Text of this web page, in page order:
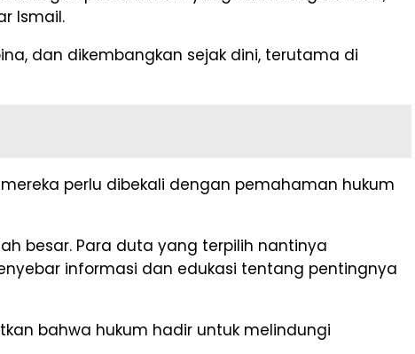
Ismail.
dan dikembangkan sejak dini, terutama di
perlu dibekali dengan pemahaman hukum
besar. Para duta yang terpilih nantinya
informasi dan edukasi tentang pentingnya
bahwa hukum hadir untuk melindungi